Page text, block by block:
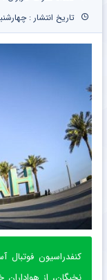
تاریخ انتشار : چهارشنبه ۱۶ اردیبهشت ۱۴۰۵ |
کنفدراسیون فوتبال